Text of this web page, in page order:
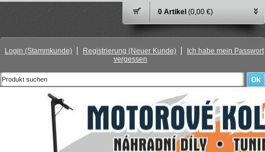
0 Artikel (0,00 €)
Login (Stammkunde) Registrierung (Neuer Kunde)
Ich habe mein Passwort
vergessen